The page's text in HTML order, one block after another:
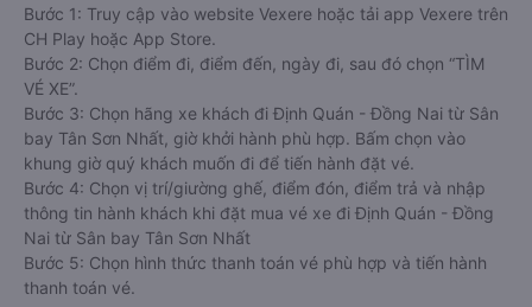
Bước 1: Truy cập vào website Vexere hoặc tải app Vexere trên
CH Play hoặc App Store.
Bước 2: Chọn điểm đi, điểm đến, ngày đi, sau đó chọn “TÌM
VÉ XE”.
Bước 3: Chọn hãng xe khách đi Định Quán - Đồng Nai từ Sân
bay Tân Sơn Nhất, giờ khởi hành phù hợp. Bấm chọn vào
khung giờ quý khách muốn đi để tiến hành đặt vé.
Bước 4: Chọn vị trí/giường ghế, điểm đón, điểm trả và nhập
thông tin hành khách khi đặt mua vé xe đi Định Quán - Đồng
Nai từ Sân bay Tân Sơn Nhất
Bước 5: Chọn hình thức thanh toán vé phù hợp và tiến hành
thanh toán vé.